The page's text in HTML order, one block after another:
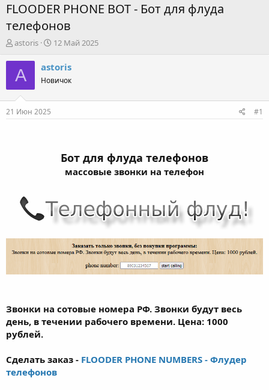
FLOODER PHONE BOT - Бот для флуда
телефонов
А
т
о
е
astoris
Д
т
н
12 Май 2025
A astoris
Новичок
21 Июн 2025 #1
Бот для флуда телефонов
массовые звонки на телефон
Звонки на сотовые номера РФ. Звонки будут весь
день, в течении рабочего времени. Цена: 1000
рублей.
Сделать заказ - FLOODER PHONE NUMBERS - Флудер
телефонов